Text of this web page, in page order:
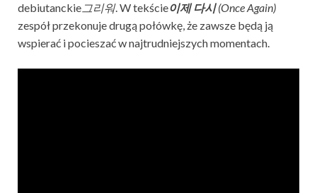
debiutanckie 그리워. W tekście이제 다시(Once Again)
zespół przekonuje drugą połówkę, że zawsze będą ją
wspierać i pocieszać w najtrudniejszych momentach.